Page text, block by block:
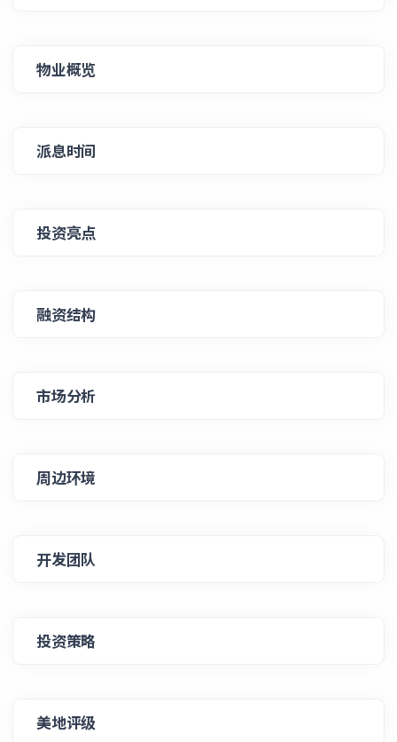
物业概览
派息时间
投资亮点
融资结构
市场分析
周边环境
开发团队
投资策略
美地评级